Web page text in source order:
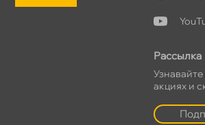
Рассылка
акциях и